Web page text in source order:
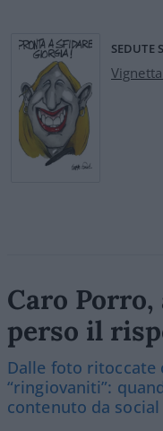
SEDUTE
Caro
perso il
Dalle foto ritoccate
“ringiovaniti”:
contenuto da social